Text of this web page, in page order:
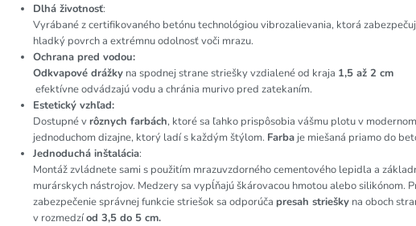
Dlhá životnosť:
Vyrábané z certifikovaného betónu technológiou vibrozalievania, ktorá
hladký povrch a extrémnu odolnosť voči mrazu.
Ochrana pred vodou:
Odkvapové drážky na spodnej strane striešky vzdialené od kraja 1,5 až 2 cm
efektívne odvádzajú vodu a chránia murivo pred zatekaním.
Estetický vzhľad:
Dostupné vrôznych farbách, ktoré sa ľahko prispôsobia vášmu plotu v modernom
jednoduchom dizajne, ktorý ladí s každým štýlom. Farba je miešaná priamo do
Jednoduchá inštalácia:
Montáž zvládnete sami s použitím mrazuvzdorného cementového lepidla a
murárskych nástrojov. Medzery sa vypĺňajú škárovacou hmotou alebo silikónom.
zabezpečenie správnej funkcie striešok sa odporúča presah striešky na oboch
v rozmedzíod 3,5 do 5 cm.